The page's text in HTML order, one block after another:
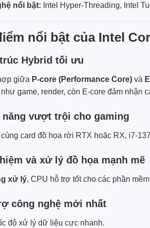
nổi bật: Intel Hyper-Threading, Intel
nổi bật của Intel
Hybrid tối ưu
giữa P-core (Performance Core) và
game, render, còn E-core đảm nhận
năng vượt trội cho gaming
card đồ họa rời RTX hoặc RX, i7-
và xử lý đồ họa mạnh mẽ
xử lý, CPU hỗ trợ tốt cho các phần
công nghệ mới nhất
độ xử lý dữ liệu cực nhanh.